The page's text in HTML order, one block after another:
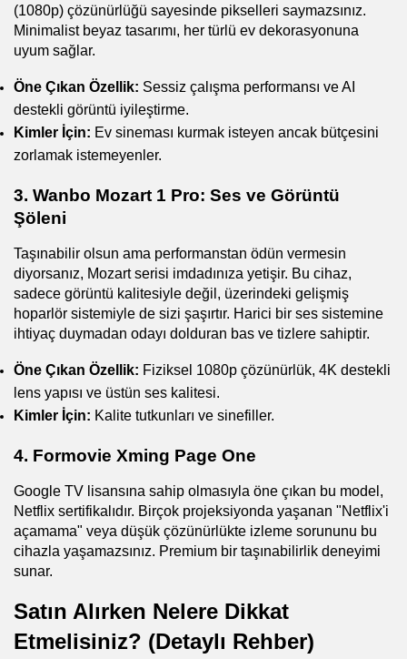
(1080p) çözünürlüğü sayesinde pikselleri saymazsınız.
Minimalist beyaz tasarımı, her türlü ev dekorasyonuna
uyum sağlar.
Öne Çıkan Özellik: Sessiz çalışma performansı ve AI
destekli görüntü iyileştirme.
Kimler İçin: Ev sineması kurmak isteyen ancak bütçesini
zorlamak istemeyenler.
3. Wanbo Mozart 1 Pro: Ses ve Görüntü
Şöleni
Taşınabilir olsun ama performanstan ödün vermesin
diyorsanız, Mozart serisi imdadınıza yetişir. Bu cihaz,
sadece görüntü kalitesiyle değil, üzerindeki gelişmiş
hoparlör sistemiyle de sizi şaşırtır. Harici bir ses sistemine
ihtiyaç duymadan odayı dolduran bas ve tizlere sahiptir.
Öne Çıkan Özellik: Fiziksel 1080p çözünürlük, 4K destekli
lens yapısı ve üstün ses kalitesi.
Kimler İçin: Kalite tutkunları ve sinefiller.
4. Formovie Xming Page One
Google TV lisansına sahip olmasıyla öne çıkan bu model,
Netflix sertifikalıdır. Birçok projeksiyonda yaşanan "Netflix'i
açamama" veya düşük çözünürlükte izleme sorununu bu
cihazla yaşamazsınız. Premium bir taşınabilirlik deneyimi
sunar.
Satın Alırken Nelere Dikkat
Etmelisiniz? (Detaylı Rehber)